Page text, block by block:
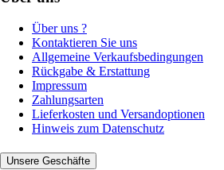
Über uns ?
Kontaktieren Sie uns
Allgemeine Verkaufsbedingungen
Rückgabe & Erstattung
Impressum
Zahlungsarten
Lieferkosten und Versandoptionen
Hinweis zum Datenschutz
Unsere Geschäfte